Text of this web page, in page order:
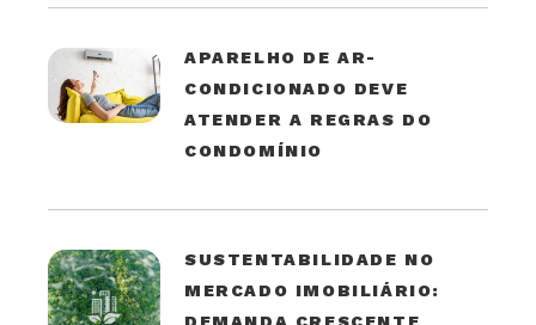
APARELHO DE AR-
CONDICIONADO DEVE
ATENDER A REGRAS DO
CONDOMÍNIO
SUSTENTABILIDADE NO
MERCADO IMOBILIÁRIO: